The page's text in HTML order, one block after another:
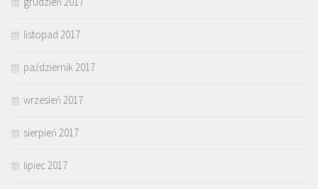
listopad 2017
październik 2017
wrzesień 2017
sierpień 2017
lipiec 2017